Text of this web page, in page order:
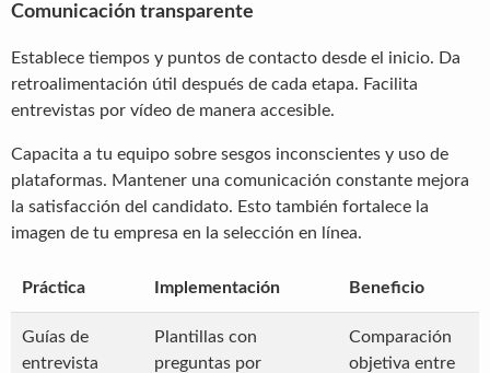
Comunicación transparente
Establece tiempos y puntos de contacto desde el inicio. Da
retroalimentación útil después de cada etapa. Facilita
entrevistas por vídeo de manera accesible.
Capacita a tu equipo sobre sesgos inconscientes y uso de
plataformas. Mantener una comunicación constante mejora
la satisfacción del candidato. Esto también fortalece la
imagen de tu empresa en la selección en línea.
Práctica Implementación Beneficio
Guías de
entrevista
Plantillas con
preguntas por
Comparación
objetiva entre